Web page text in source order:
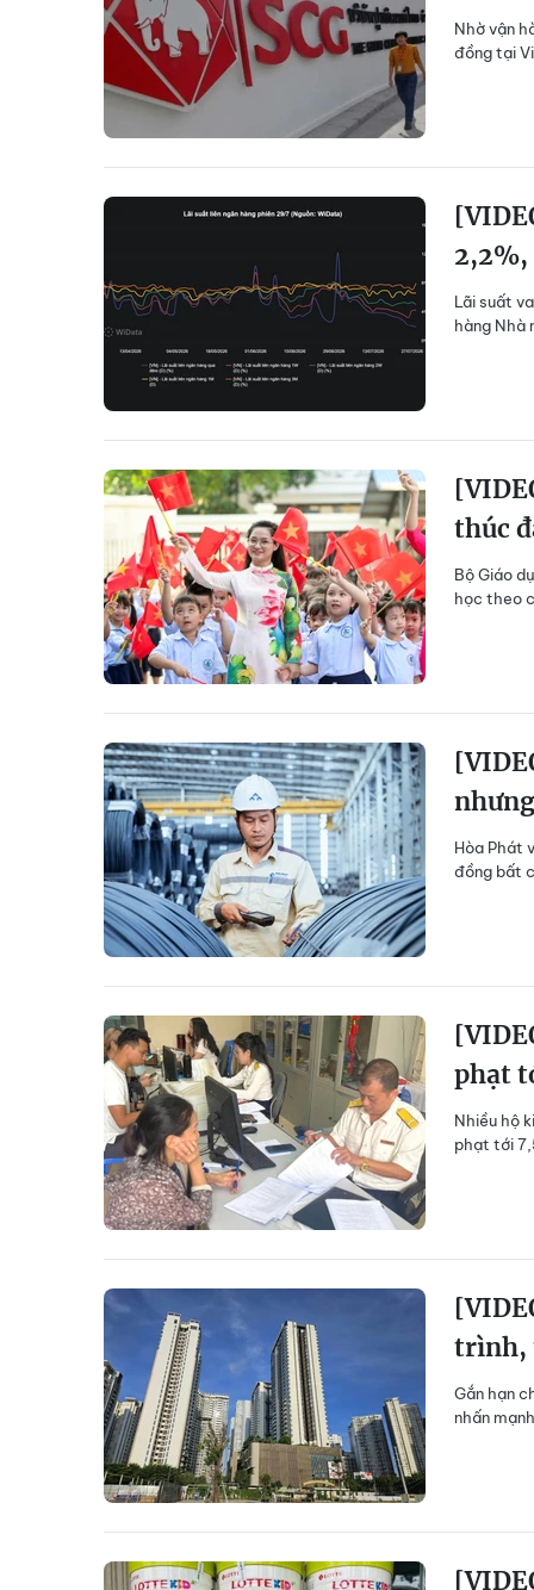
Nhờ vận
đồng tại
Lãi suất
hàng Nhà
thúc
Bộ Giáo
học theo
Hòa Phát
đồng bất
phạt
Nhiều hộ
phạt tới
trình,
Gắn hạn
nhấn